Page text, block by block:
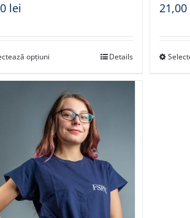
lei
opțiuni Details
21,00